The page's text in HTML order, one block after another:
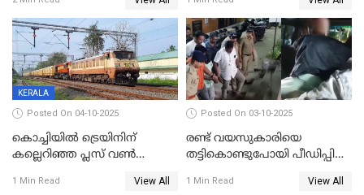
നടത്തിയത്
ഇരട്ടക്കൊലപാതകം
KERALA
Posted On 04-10-2025
കൊച്ചിയില്‍ ട്രെയിനിന്
കല്ലെറിഞ്ഞ പ്ലസ് വൺ
കല്ലേറിൽ അഗ്നിരക്ഷാസേന
1 Min Read View All
Posted On 03-10-2025
രണ്ട് വയസുകാരിയെ
തട്ടികൊണ്ടുപോയി പീഡിപ്പിച്ച
തടവ്
1 Min Read View All